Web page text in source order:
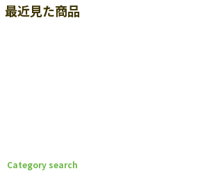
最近見た商品
Category search